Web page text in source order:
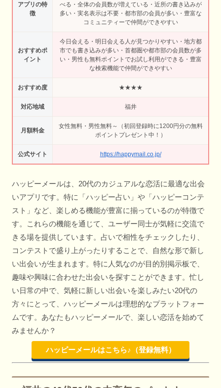
アプリの特
徴
べる・全体の会員数が増えている・近所の書き込みが
多い・実名表示は不要・都市部の会員が多い・豊富な
コミュニティーで仲間ができやすい
おすすめポ
イント
今日会える・明日会える人が見つかりやすい・地方都
市でも書き込みが多い・首都圏や都市部の会員数が多
い・男性も無料ポイントでお試し利用ができる・豊富
な検索機能で仲間ができやすい
おすすめ度 ★★★★
対応地域 福井
月額料金
女性無料・男性無料～（初回登録時に1200円分の無料
ポイントプレゼント中！）
公式サイト https://happymail.co.jp/
ハッピーメールは、20代のカジュアルな恋活に最適な出会
いアプリです。特に「ハッピー占い」や「ハッピーコンテ
スト」など、楽しめる機能が豊富に揃っているのが特徴で
す。これらの機能を通じて、ユーザー同士が気軽に交流で
きる場を提供しています。占いで相性をチェックしたり、
コンテストで盛り上がったりすることで、自然な形で新し
い出会いが生まれます。特に人気なのが目的別掲示板で、
趣味や興味に合わせた出会いを探すことができます。忙し
い日常の中で、気軽に新しい出会いを楽しみたい20代の
方々にとって、ハッピーメールは理想的なプラットフォー
ムです。あなたもハッピーメールで、楽しい恋活を始めて
みませんか？
ハッピーメールはこちら♪（登録無料）